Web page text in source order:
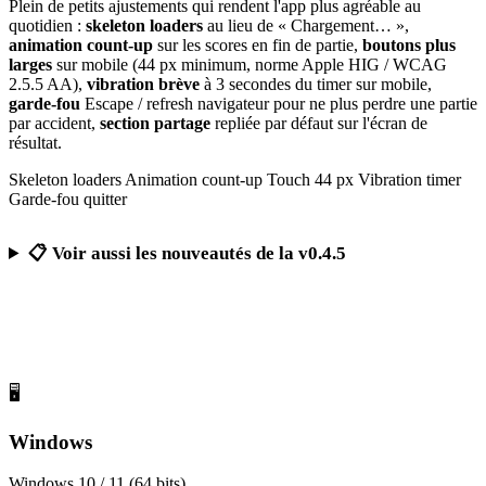
Plein de petits ajustements qui rendent l'app plus agréable au
quotidien : skeleton loaders au lieu de « Chargement… »,
animation count-up sur les scores en fin de partie, boutons plus
larges sur mobile (44 px minimum, norme Apple HIG / WCAG
2.5.5 AA), vibration brève à 3 secondes du timer sur mobile,
garde-fou Escape / refresh navigateur pour ne plus perdre une partie
par accident, section partage repliée par défaut sur l'écran de
résultat.
Skeleton loaders Animation count-up Touch 44 px Vibration timer
Garde-fou quitter
📋 Voir aussi les nouveautés de la v0.4.5
🖥️
Windows